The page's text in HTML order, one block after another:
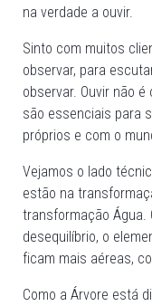
na verdade a ouvir.
Sinto com muitos
observar, para
observar. Ouvir não
são essenciais para
próprios e com o
Vejamos o lado
estão na
transformação Água.
desequilíbrio, o
ficam mais aéreas,
Como a Árvore está